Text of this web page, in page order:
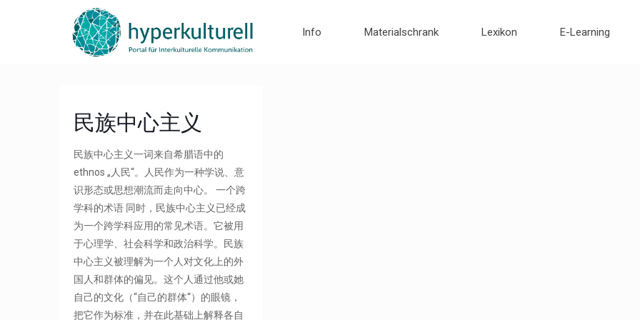
Info Materialschrank Lexikon E-Learning
民族中心主义
民族中心主义一词来自希腊语中的
ethnos „人民“。人民作为一种学说、意
识形态或思想潮流而走向中心。 一个跨
学科的术语 同时，民族中心主义已经成
为一个跨学科应用的常见术语。它被用
于心理学、社会科学和政治科学。民族
中心主义被理解为一个人对文化上的外
国人和群体的偏见。这个人通过他或她
自己的文化（“自己的群体“）的眼镜，
把它作为标准，并在此基础上解释各自